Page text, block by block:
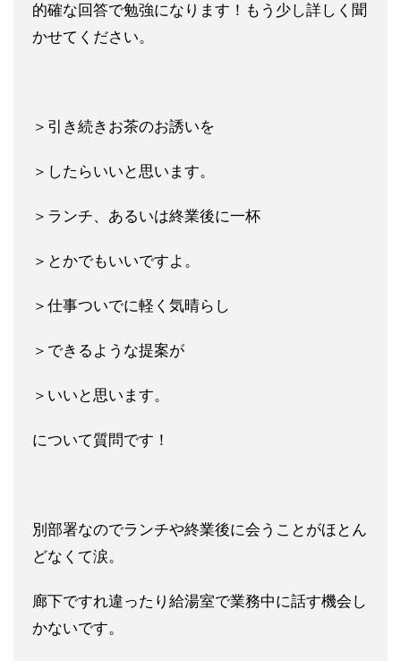
的確な回答で勉強になります！もう少し詳しく聞
かせてください。
＞引き続きお茶のお誘いを
＞したらいいと思います。
＞ランチ、あるいは終業後に一杯
＞とかでもいいですよ。
＞仕事ついでに軽く気晴らし
＞できるような提案が
＞いいと思います。
について質問です！
別部署なのでランチや終業後に会うことがほとん
どなくて涙。
廊下ですれ違ったり給湯室で業務中に話す機会し
かないです。